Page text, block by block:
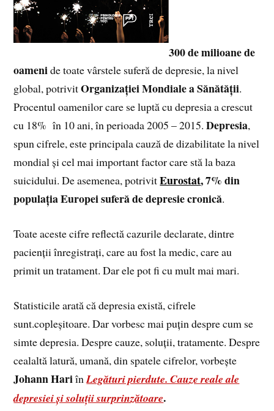
300 de milioane de
oamenide toate vârstele suferă de depresie, la nivel
global, potrivitOrganizației Mondiale a Sănătății.
Procentul oamenilor care se luptă cu depresia a crescut
cu 18% în 10 ani, în perioada 2005 – 2015.Depresia,
spun cifrele, este principala cauză de dizabilitate la nivel
mondial și cel mai important factor care stă la baza
suicidului. De asemenea, potrivitEurostat, 7% din
populația Europei suferă de depresie cronică.
Toate aceste cifre reflectă cazurile declarate, dintre
pacienții înregistrați, care au fost la medic, care au
primit un tratament. Dar ele pot fi cu mult mai mari.
Statisticile arată că depresia există, cifrele
sunt.copleșitoare. Dar vorbesc mai puțin despre cum se
simte depresia. Despre cauze, soluții, tratamente. Despre
cealaltă latură, umană, din spatele cifrelor, vorbește
Johann HariînLegături pierdute. Cauze reale ale
depresiei și soluții surprinzătoare.